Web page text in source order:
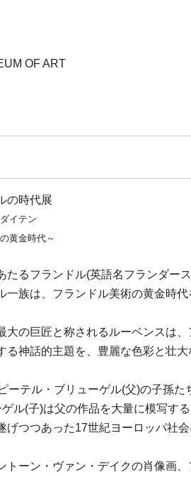
OF ART
の時代展
イテン
黄金時代～
たるフランドル(英語名フランダー
一族は、フランドル美術の黄金時代
大の巨匠と称されるルーベンスは
る神話的主題を、豊麗な色彩と壮
ーテル・ブリューゲル(父)の子孫
ル(子)は父の作品を大量に模写す
げつつあった17世紀ヨーロッパ社
トーン・ヴァン・デイクの肖像画